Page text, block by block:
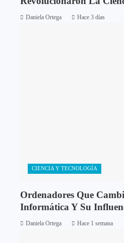
Daniela Ortega Hace 3 días
CIENCIA Y TECNOLOGÍA
Ordenadores Que
Informática Y Su
Daniela Ortega Hace 1 semana